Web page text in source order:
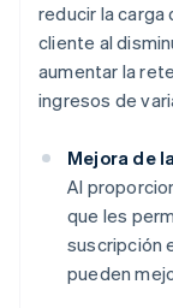
reducir la
cliente al
aumentar la
ingresos de
Mejora de
Al
que les
suscripción
pueden